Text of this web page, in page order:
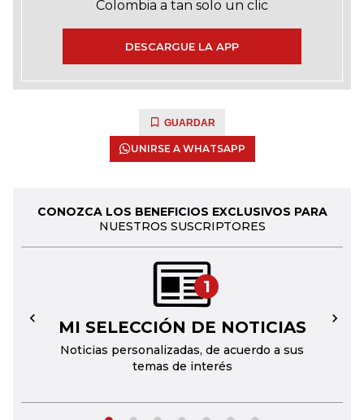
Colombia a tan solo un clic
DESCARGUE LA APP
GUARDAR
UNIRSE A WHATSAPP
CONOZCA LOS BENEFICIOS EXCLUSIVOS PARA
NUESTROS SUSCRIPTORES
1
MI SELECCIÓN DE NOTICIAS
Noticias personalizadas, de acuerdo a sus
temas de interés
← →